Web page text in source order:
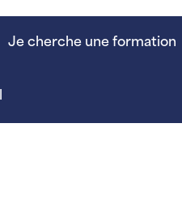
Je cherche une formation